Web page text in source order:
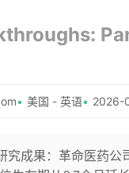
美国 - 英语 2026-
究成果：革命医药